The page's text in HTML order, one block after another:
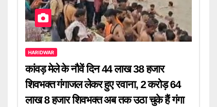
HARIDWAR
कांवड़ मेले के नौवें दिन 44 लाख 38 हजार
शिवभक्त गंगाजल लेकर हुए रवाना, 2 करोड़ 64
लाख 8 हजार शिवभक्त अब तक उठा चुके हैं गंगा